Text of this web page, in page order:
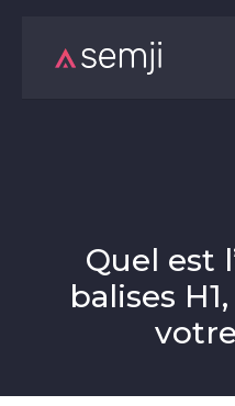
Quel est
balises